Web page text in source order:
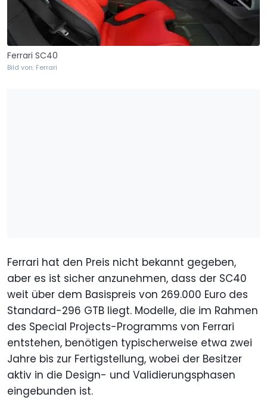
Ferrari SC40
Bild von: Ferrari
Ferrari hat den Preis nicht bekannt gegeben,
aber es ist sicher anzunehmen, dass der SC40
weit über dem Basispreis von 269.000 Euro des
Standard-296 GTB liegt. Modelle, die im Rahmen
des Special Projects-Programms von Ferrari
entstehen, benötigen typischerweise etwa zwei
Jahre bis zur Fertigstellung, wobei der Besitzer
aktiv in die Design- und Validierungsphasen
eingebunden ist.